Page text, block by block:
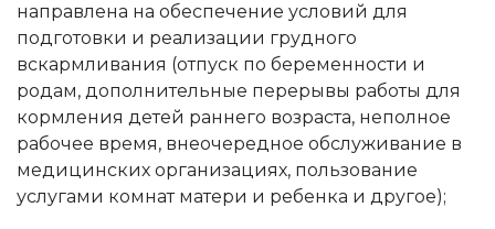
направлена на обеспечение условий для
подготовки и реализации грудного
вскармливания (отпуск по беременности и
родам, дополнительные перерывы работы для
кормления детей раннего возраста, неполное
рабочее время, внеочередное обслуживание в
медицинских организациях, пользование
услугами комнат матери и ребенка и другое);